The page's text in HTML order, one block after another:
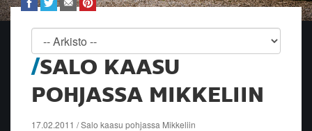
SALO KAASU
POHJASSA MIKKELIIN
17.02.2011 / Salo kaasu pohjassa Mikkeliin